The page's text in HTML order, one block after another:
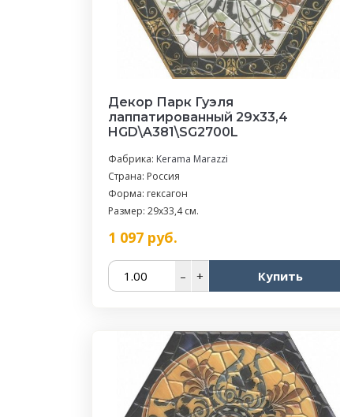
Декор Парк Гуэля
лаппатированный 29x33,4
HGD\A381\SG2700L
Фабрика: Kerama Marazzi
Страна: Россия
Форма: гексагон
Размер: 29x33,4 см.
1 097 руб.
– + Купить